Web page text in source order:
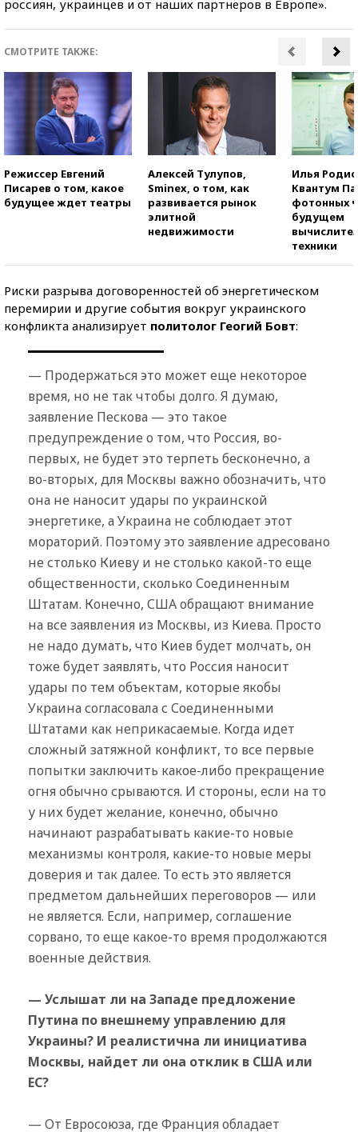
россиян, украинцев и от наших партнеров в Европе».
СМОТРИТЕ ТАКЖЕ:
Режиссер Евгений
Писарев о том, какое
будущее ждет театры
Алексей Тулупов,
Sminex, о том, как
развивается рынок
элитной
недвижимости
Илья
Квантум
фотонных
будущем
техники
Риски разрыва договоренностей об энергетическом
перемирии и другие события вокруг украинского
конфликта анализирует политолог Геогий Бовт:
— Продержаться это может еще некоторое
время, но не так чтобы долго. Я думаю,
заявление Пескова — это такое
предупреждение о том, что Россия, во-
первых, не будет это терпеть бесконечно, а
во-вторых, для Москвы важно обозначить, что
она не наносит удары по украинской
энергетике, а Украина не соблюдает этот
мораторий. Поэтому это заявление адресовано
не столько Киеву и не столько какой-то еще
общественности, сколько Соединенным
Штатам. Конечно, США обращают внимание
на все заявления из Москвы, из Киева. Просто
не надо думать, что Киев будет молчать, он
тоже будет заявлять, что Россия наносит
удары по тем объектам, которые якобы
Украина согласовала с Соединенными
Штатами как неприкасаемые. Когда идет
сложный затяжной конфликт, то все первые
попытки заключить какое-либо прекращение
огня обычно срываются. И стороны, если на то
у них будет желание, конечно, обычно
начинают разрабатывать какие-то новые
механизмы контроля, какие-то новые меры
доверия и так далее. То есть это является
предметом дальнейших переговоров — или
не является. Если, например, соглашение
сорвано, то еще какое-то время продолжаются
военные действия.
— Услышат ли на Западе предложение
Путина по внешнему управлению для
Украины? И реалистична ли инициатива
Москвы, найдет ли она отклик в США или
ЕС?
— От Евросоюза, где Франция обладает